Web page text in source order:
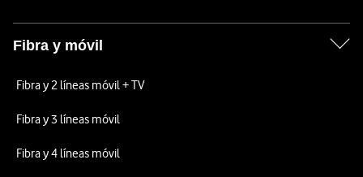
Fibra y móvil
Fibra y 2 líneas móvil + TV
Fibra y 3 líneas móvil
Fibra y 4 líneas móvil